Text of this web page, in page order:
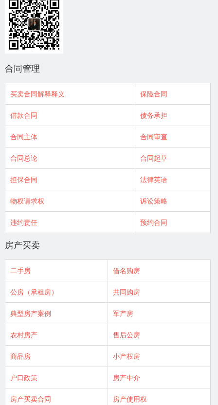
合同管理
买卖合同解释释义 保险合同
借款合同 债务承担
合同主体 合同审查
合同总论 合同起草
担保合同 法律英语
物权请求权 诉讼策略
违约责任 预约合同
房产买卖
二手房 借名购房
公房（承租房） 共同购房
典型房产案例 军产房
农村房产 售后公房
商品房 小产权房
户口政策 房产中介
房产买卖合同 房产使用权